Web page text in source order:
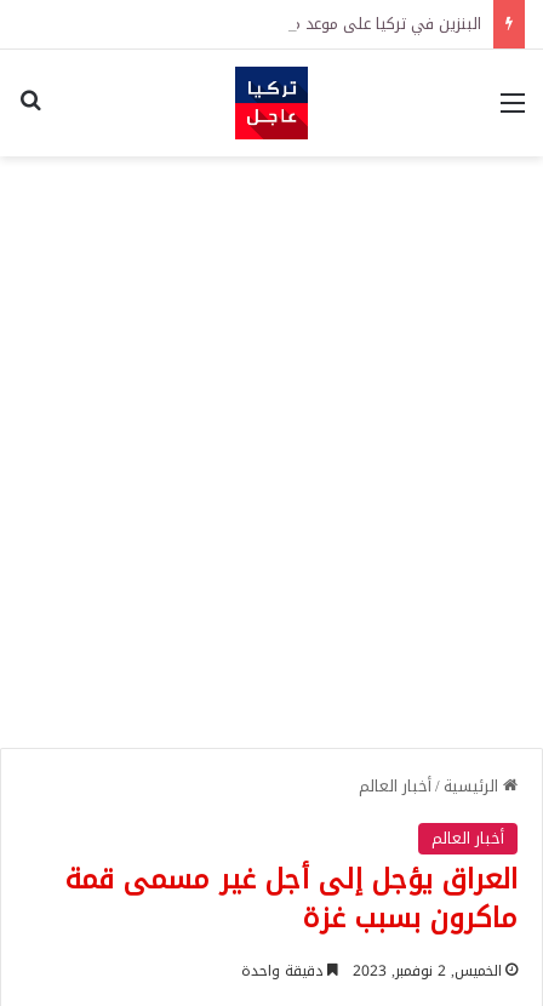
البنزين في تركيا على موعد مع زيادة جديدة.. كم سترتفع الأسعار؟
القائمة
الرئيسية/أخبار العالم
أخبار العالم
العراق يؤجل إلى أجل غير مسمى قمة
ماكرون بسبب غزة
الخميس, 2 نوفمبر, 2023 دقيقة واحدة